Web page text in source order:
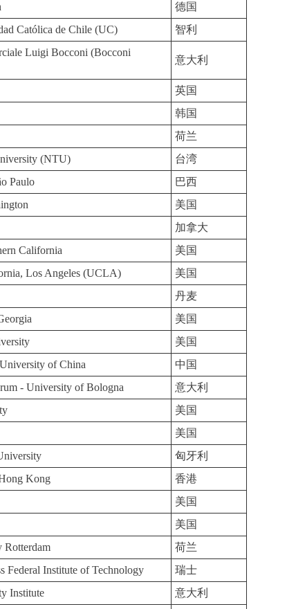
德国
Católica de Chile (UC) 智利
Luigi Bocconi (Bocconi
意大利
英国
韩国
荷兰
(NTU)
台湾
Paulo
巴西
美国
加拿大
California
美国
Los Angeles (UCLA)
美国
丹麦
美国
美国
of China
中国
- University of Bologna
意大利
美国
美国
匈牙利
Kong
香港
美国
美国
Rotterdam
荷兰
Federal Institute of Technology
瑞士
Institute
意大利